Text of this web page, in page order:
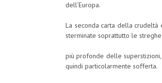
dell’Europa.
La seconda carta della crudeltà
sterminate soprattutto le
più profonde delle
quindi particolarmente sofferta.